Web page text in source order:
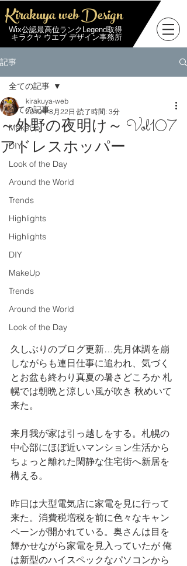
Kirakuya web Design
Wix公認最高位ランクLegend取得
キラクヤ ウエブ デザイン事務所
記事
全ての記事
MakeUp
DIY
Look of the Day
Around the World
Trends
Highlights
Highlights
DIY
MakeUp
Trends
Around the World
Look of the Day
全ての記事
～外野の夜明け～ Vol107
アドレスホッパー
kirakuya-web
2019年8月22日 読了時間: 3分
久しぶりのブログ更新…先月体調を崩
しながらも連日仕事に追われ、気づく
とお盆も終わり真夏の暑さどころか 札
幌では朝晩と涼しい風が吹き 秋めいて
来た。
来月我が家は引っ越しをする。札幌の
中心部にほぼ近いマンション生活から
ちょっと離れた閑静な住宅街へ新居を
構える。
昨日は大型電気店に家電を見に行って
来た。消費税増税を前に色々なキャン
ペーンが開かれている。奥さんは目を
輝かせながら家電を見入っていたが 俺
は新型のハイスペックなパソコンから